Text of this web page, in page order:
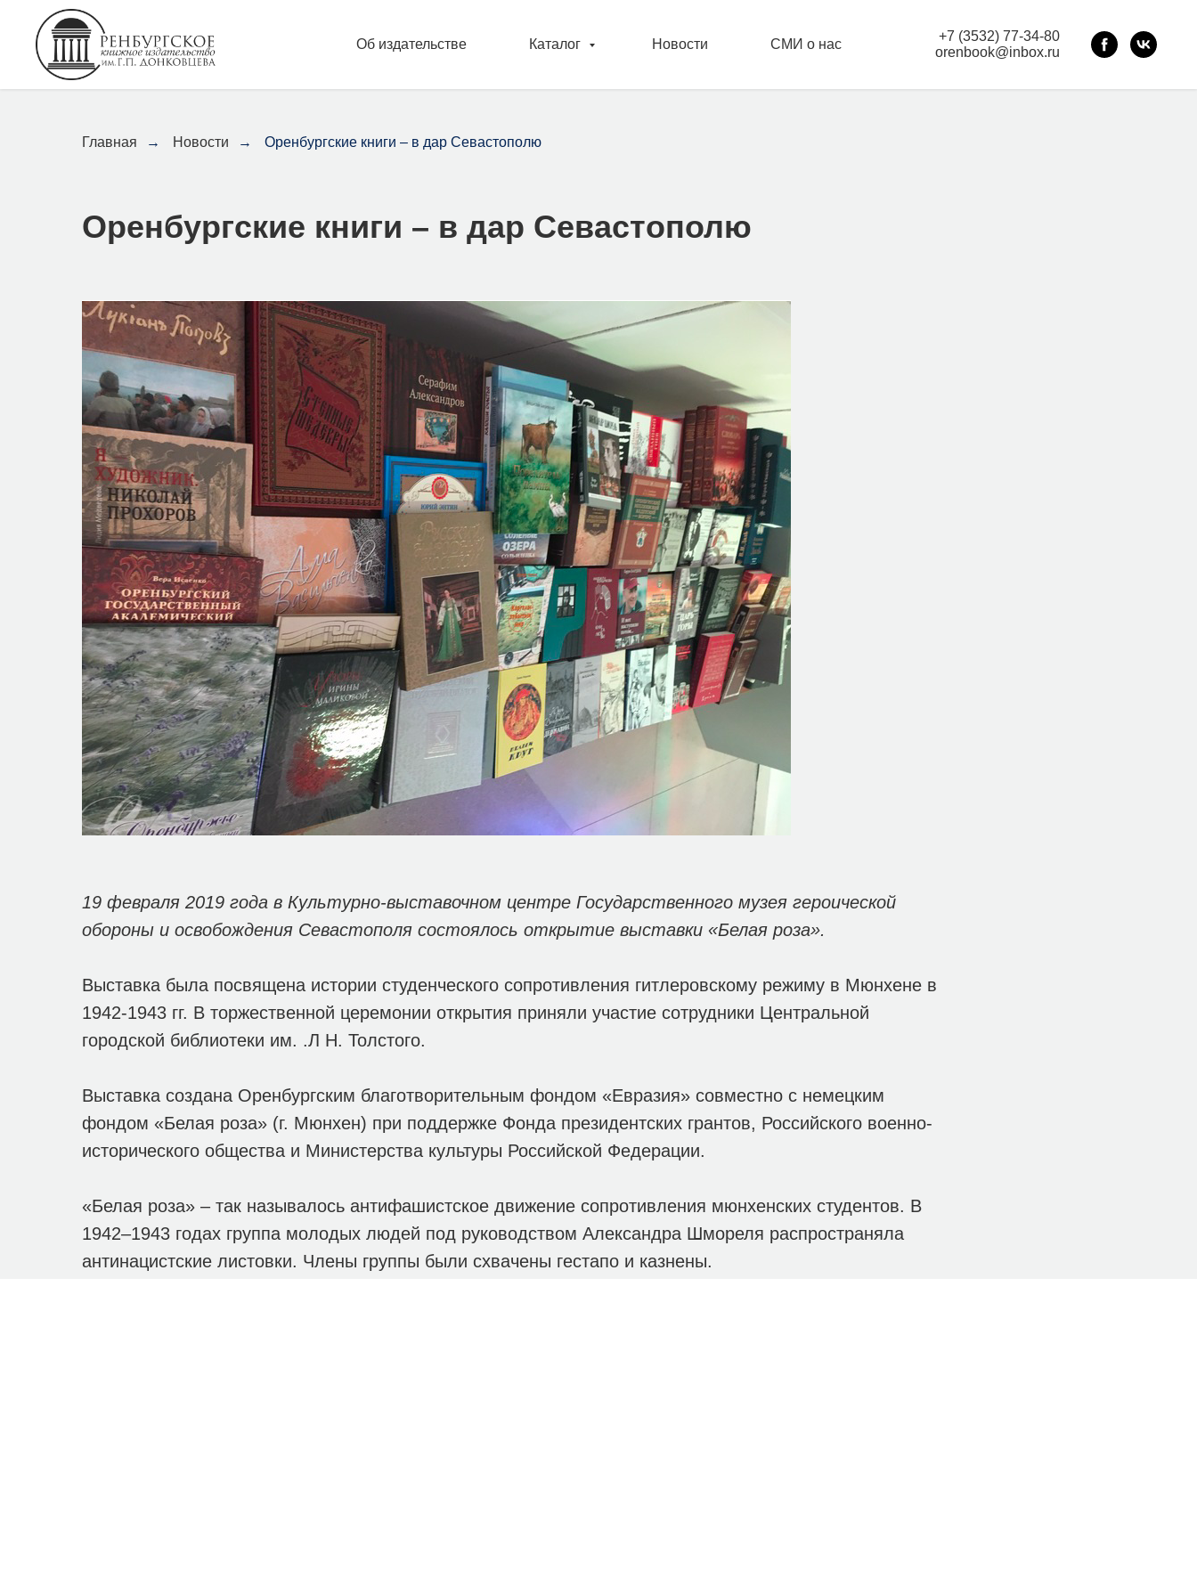
Об издательстве Каталог Новости СМИ о нас
+7 (3532) 77-34-80
orenbook@inbox.ru
Главная → Новости → Оренбургские книги – в дар Севастополю
Оренбургские книги – в дар Севастополю
19 февраля 2019 года в Культурно-выставочном центре Государственного музея героической
обороны и освобождения Севастополя состоялось открытие выставки «Белая роза».
Выставка была посвящена истории студенческого сопротивления гитлеровскому режиму в Мюнхене в
1942-1943 гг. В торжественной церемонии открытия приняли участие сотрудники Центральной
городской библиотеки им. .Л Н. Толстого.
Выставка создана Оренбургским благотворительным фондом «Евразия» совместно с немецким
фондом «Белая роза» (г. Мюнхен) при поддержке Фонда президентских грантов, Российского военно-
исторического общества и Министерства культуры Российской Федерации.
«Белая роза» – так называлось антифашистское движение сопротивления мюнхенских студентов. В
1942–1943 годах группа молодых людей под руководством Александра Шмореля распространяла
антинацистские листовки. Члены группы были схвачены гестапо и казнены.